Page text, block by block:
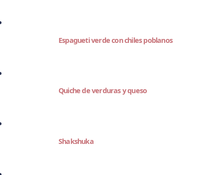
Espagueti verde con chiles poblanos
Quiche de verduras y queso
Shakshuka